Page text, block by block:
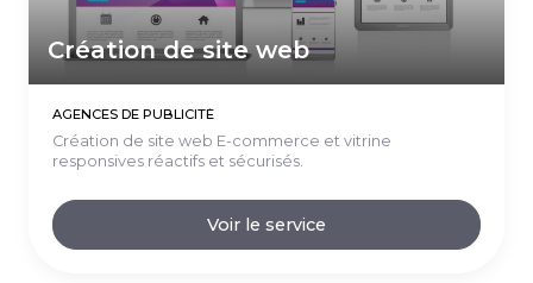
Création de site web
AGENCES DE PUBLICITÉ
Création de site web E-commerce et vitrine
responsives réactifs et sécurisés.
Voir le service